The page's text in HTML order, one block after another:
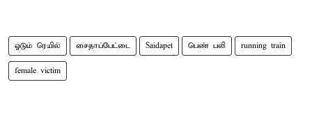
ஓடும் ரெயில் சைதாப்பேட்டை Saidapet பெண் பலி running train
female victim